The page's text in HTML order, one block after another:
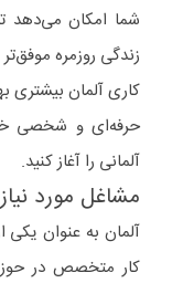
شما امکان می‌دهد تا
زندگی روزمره
کاری آلمان بیشتری
حرفه‌ای و شخصی
آلمانی را آغاز کنید.
مشاغل مورد
آلمان به عنوان یکی
کار متخصص در